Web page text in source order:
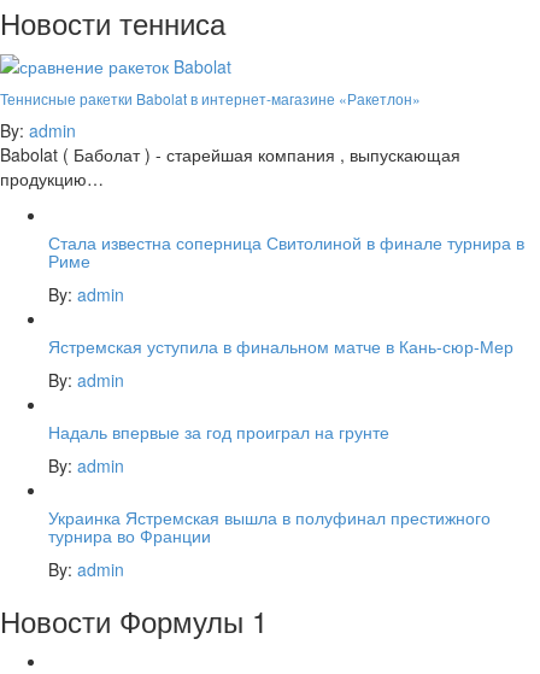
Новости тенниса
Теннисные ракетки Babolat в интернет-магазине «Ракетлон»
By: admin
Babolat ( Баболат ) - старейшая компания , выпускающая
продукцию…
Стала известна соперница Свитолиной в финале турнира в
Риме
By: admin
Ястремская уступила в финальном матче в Кань-сюр-Мер
By: admin
Надаль впервые за год проиграл на грунте
By: admin
Украинка Ястремская вышла в полуфинал престижного
турнира во Франции
By: admin
Новости Формулы 1